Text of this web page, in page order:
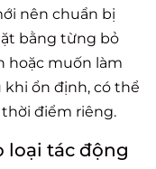
nên chuẩn bị
bằng từng bỏ
hoặc muốn làm
ổn định, có thể
thời điểm riêng.
loại tác động